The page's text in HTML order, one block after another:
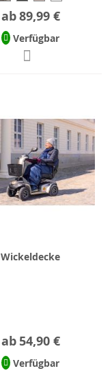
ab89,99 €
Verfügbar
Wickeldecke
ab 54,90 €
Verfügbar